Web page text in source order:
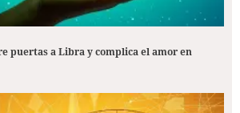
puertas a Libra y complica el amor en